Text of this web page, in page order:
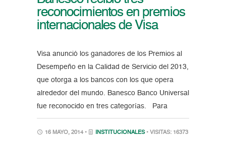
reconocimientos en premios
internacionales de Visa
Visa anunció los ganadores de los Premios al
Desempeño en la Calidad de Servicio del 2013,
que otorga a los bancos con los que opera
alrededor del mundo. Banesco Banco Universal
fue reconocido en tres categorías. Para
16 MAYO, 2014 • INSTITUCIONALES • VISITAS: 16373